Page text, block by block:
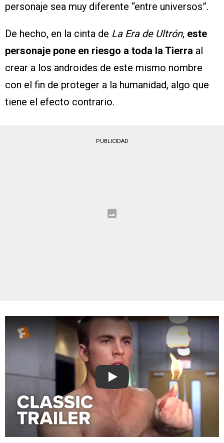
personaje sea muy diferente “entre universos”.
De hecho, en la cinta de La Era de Ultrón, este
personaje pone en riesgo a toda la Tierra al
crear a los androides de este mismo nombre
con el fin de proteger a la humanidad, algo que
tiene el efecto contrario.
PUBLICIDAD
Play